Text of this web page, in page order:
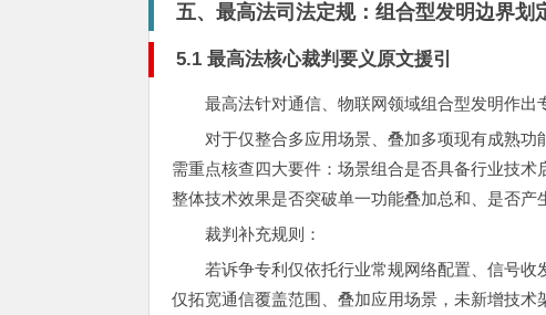
五、最高法司法定规：组合型发明边界划
5.1 最高法核心裁判要义原文援引
最高法针对通信、物联网领域组合型发明作出
对于仅整合多应用场景、叠加多项现有成熟
需重点核查四大要件：场景组合是否具备行业技术
整体技术效果是否突破单一功能叠加总和、是否产
裁判补充规则：
若诉争专利仅依托行业常规网络配置、信号收
仅拓宽通信覆盖范围、叠加应用场景，未新增技